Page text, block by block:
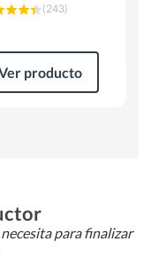
(243)
producto
para finalizar